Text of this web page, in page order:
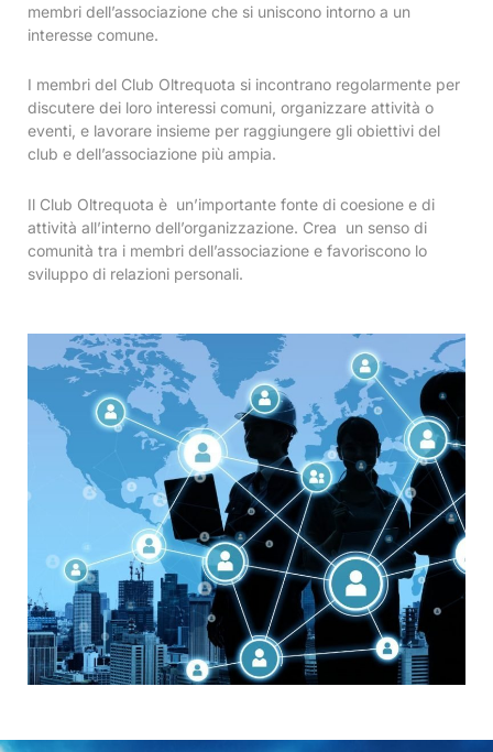
membri dell’associazione che si uniscono intorno a un
interesse comune.
I membri del Club Oltrequota si incontrano regolarmente per
discutere dei loro interessi comuni, organizzare attività o
eventi, e lavorare insieme per raggiungere gli obiettivi del
club e dell’associazione più ampia.
Il Club Oltrequota è un’importante fonte di coesione e di
attività all’interno dell’organizzazione. Crea un senso di
comunità tra i membri dell’associazione e favoriscono lo
sviluppo di relazioni personali.